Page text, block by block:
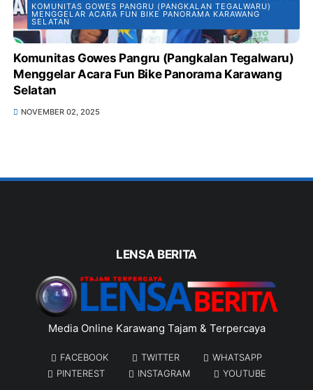
KOMUNITAS GOWES PANGRU (PANGKALAN TEGALWARU)
MENGGELAR ACARA FUN BIKE PANORAMA KARAWANG
SELATAN
Komunitas Gowes Pangru (Pangkalan Tegalwaru)
Menggelar Acara Fun Bike Panorama Karawang
Selatan
NOVEMBER 02, 2025
LENSA BERITA
Media Online Karawang Tajam & Terpercaya
FACEBOOK TWITTER
WHATSAPP
PINTEREST
INSTAGRAM YOUTUBE